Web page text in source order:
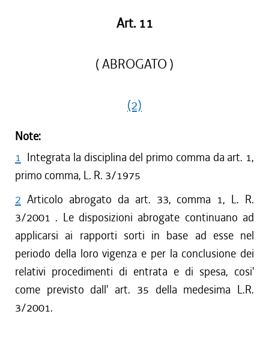
Art. 11
( ABROGATO )
(2)
Note:
1 Integrata la disciplina del primo comma da art. 1,
primo comma, L. R. 3/1975
2 Articolo abrogato da art. 33, comma 1, L. R.
3/2001 . Le disposizioni abrogate continuano ad
applicarsi ai rapporti sorti in base ad esse nel
periodo della loro vigenza e per la conclusione dei
relativi procedimenti di entrata e di spesa, cosi'
come previsto dall' art. 35 della medesima L.R.
3/2001.